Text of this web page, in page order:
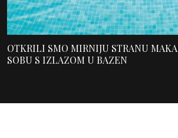
LJETO ANJE KRALJEVIĆ
STALO JE U TRI GRADA I
TRI BEAUTY KORAKA
7 ZARA
KOJE
NEGO